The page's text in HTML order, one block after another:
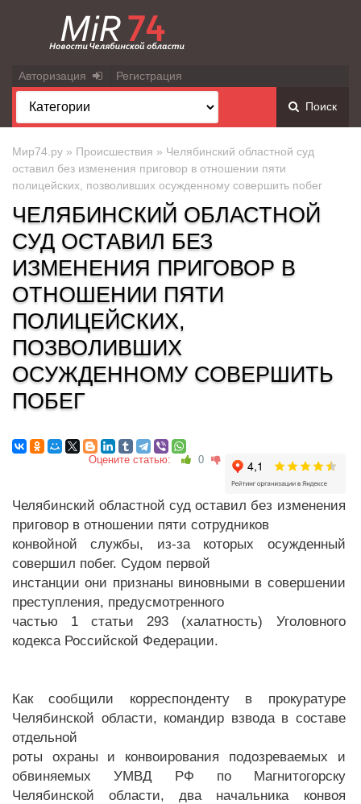
Авторизация Регистрация
Поиск
Мир74.ру » Происшествия » Челябинский областной суд
оставил без изменения приговор в отношении пяти
полицейских, позволивших осужденному совершить побег
ЧЕЛЯБИНСКИЙ ОБЛАСТНОЙ
СУД ОСТАВИЛ БЕЗ
ИЗМЕНЕНИЯ ПРИГОВОР В
ОТНОШЕНИИ ПЯТИ
ПОЛИЦЕЙСКИХ,
ПОЗВОЛИВШИХ
ОСУЖДЕННОМУ СОВЕРШИТЬ
ПОБЕГ
Оцените статью: 0
Челябинский областной суд оставил без изменения
приговор в отношении пяти сотрудников
конвойной службы, из-за которых осужденный
совершил побег. Судом первой
инстанции они признаны виновными в совершении
преступления, предусмотренного
частью 1 статьи 293 (халатность) Уголовного
кодекса Российской Федерации.
Как сообщили корреспонденту в прокуратуре
Челябинской области, командир взвода в составе
отдельной
роты охраны и конвоирования подозреваемых и
обвиняемых УМВД РФ по Магнитогорску
Челябинской области, два начальника конвоя